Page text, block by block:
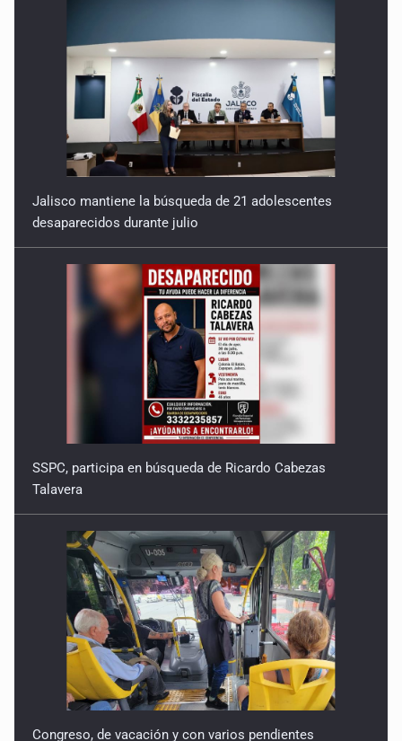
Jalisco mantiene la búsqueda de 21 adolescentes
desaparecidos durante julio
SSPC, participa en búsqueda de Ricardo Cabezas
Talavera
Congreso, de vacación y con varios pendientes